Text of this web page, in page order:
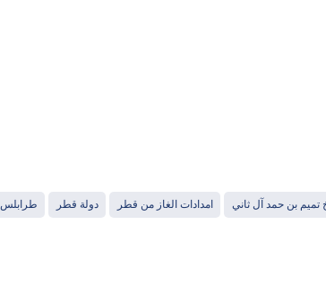
تميم بن حمد آل ثاني امدادات الغاز من قطر دولة قطر طرابلس